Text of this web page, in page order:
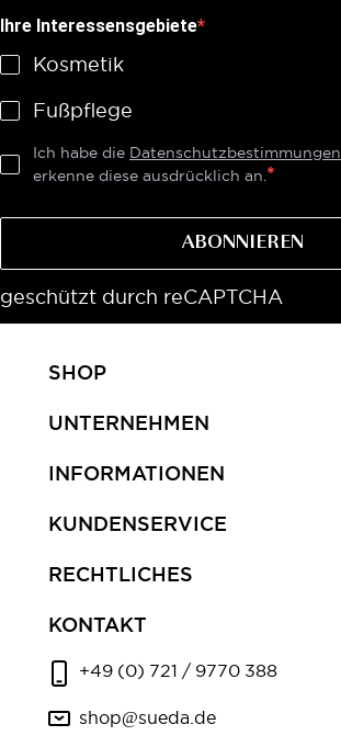
Ihre Interessensgebiete
Kosmetik
Fußpflege
Ich habe die Datenschutzbestimmungen
erkenne diese ausdrücklich an.
ABONNIEREN
geschützt durch reCAPTCHA
SHOP
UNTERNEHMEN
INFORMATIONEN
KUNDENSERVICE
RECHTLICHES
KONTAKT
+49 (0) 721 / 9770 388
shop@sueda.de